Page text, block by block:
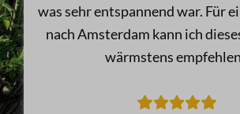
was sehr entspannend war. Für
nach Amsterdam kann ich
wärmstens